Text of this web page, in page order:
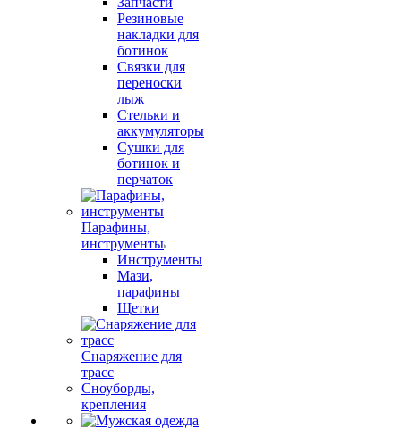
Резиновые
накладки для
ботинок
Связки для
переноски
лыж
Стельки и
аккумуляторы
Сушки для
ботинок и
перчаток
Парафины,
инструменты
Инструменты
Мази,
парафины
Щетки
Снаряжение для
трасс
Сноуборды,
крепления